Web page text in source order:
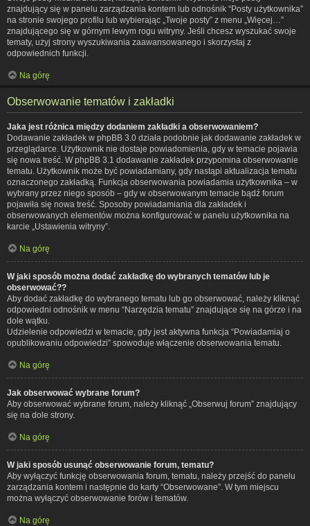
znajdujący się w panelu zarządzania kontem lub odnośnik “Posty użytkownika”
na stronie swojego profilu lub wybierając „Twoje posty” z menu „Więcej…”
znajdującego się w górnym lewym rogu witryny. Jeśli chcesz wyszukać swoje
tematy, użyj strony wyszukiwania zaawansowanego i skorzystaj z
odpowiednich funkcji.
Na górę
Obserwowanie tematów i zakładki
Jaka jest różnica między dodaniem zakładki a obserwowaniem?
Dodawanie zakładek w phpBB 3.0 działa podobnie jak dodawanie zakładek w
przeglądarce. Użytkownik nie dostaje powiadomienia, gdy w temacie pojawia
się nowa treść. W phpBB 3.1 dodawanie zakładek przypomina obserwowanie
tematu. Użytkownik może być powiadamiany, gdy nastąpi aktualizacja tematu
oznaczonego zakładką. Funkcja obserwowania powiadamia użytkownika – w
wybrany przez niego sposób – gdy w obserwowanym temacie bądź forum
pojawiła się nowa treść. Sposoby powiadamiania dla zakładek i
obserwowanych elementów można konfigurować w panelu użytkownika na
karcie „Ustawienia witryny”.
Na górę
W jaki sposób można dodać zakładkę do wybranych tematów lub je
obserwować??
Aby dodać zakładkę do wybranego tematu lub go obserwować, należy kliknąć
odpowiedni odnośnik w menu “Narzędzia tematu” znajdujące się na górze i na
dole wątku.
Udzielenie odpowiedzi w temacie, gdy jest aktywna funkcja “Powiadamiaj o
opublikowaniu odpowiedzi” spowoduje włączenie obserwowania tematu.
Na górę
Jak obserwować wybrane forum?
Aby obserwować wybrane forum, należy kliknąć „Obserwuj forum” znajdujący
się na dole strony.
Na górę
W jaki sposób usunąć obserwowanie forum, tematu?
Aby wyłączyć funkcję obserwowania forum, tematu, należy przejść do panelu
zarządzania kontem i następnie do karty “Obserwowane”. W tym miejscu
można wyłączyć obserwowanie forów i tematów.
Na górę